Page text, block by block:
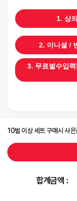
1. 상
2. 이니셜 /
3. 무료벌수입
10벌 이상 세트 구매시 사
합계금액 :